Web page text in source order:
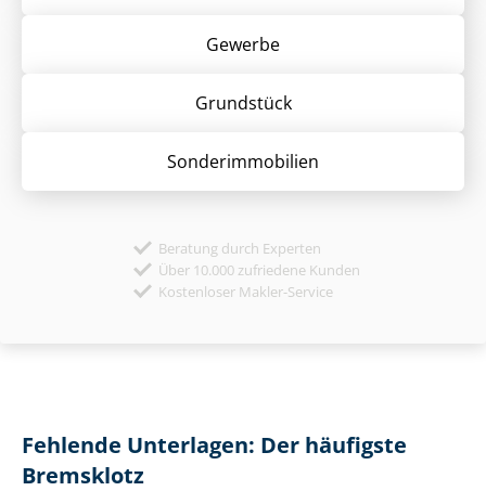
Gewerbe
Grund­stück
Sonder­immobilien
Beratung durch Experten
Über 10.000 zufriedene Kunden
Kostenloser Makler-Service
Fehlende Unterlagen: Der häufigste
Bremsklotz